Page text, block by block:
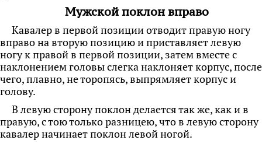
Мужской поклон вправо
Кавалер в первой позиции отводит правую ногу
вправо на вторую позицию и приставляетлевую
ногу к правой в первой позиции, затем вместе с
наклонением головы слегка наклоняет корпус, после
чего, плавно, не торопясь, выпрямляет корпус и
голову.
В левую сторону поклон делается так же, как и в
правую, с тою только разницею, что в левую сторону
кавалер начинает поклон левой ногой.